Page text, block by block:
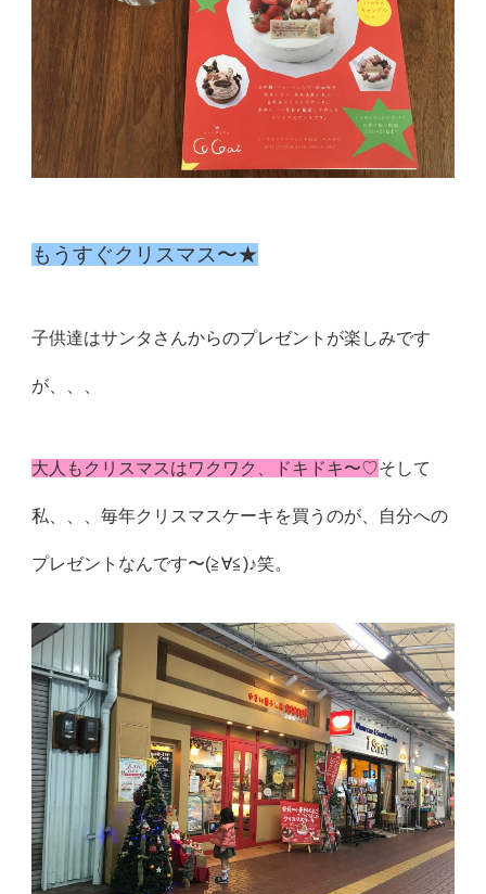
もうすぐクリスマス〜★
子供達はサンタさんからのプレゼントが楽しみです
が、、、
大人もクリスマスはワクワク、ドキドキ〜♡そして
私、、、毎年クリスマスケーキを買うのが、自分への
プレゼントなんです〜(≧∀≦)♪笑。